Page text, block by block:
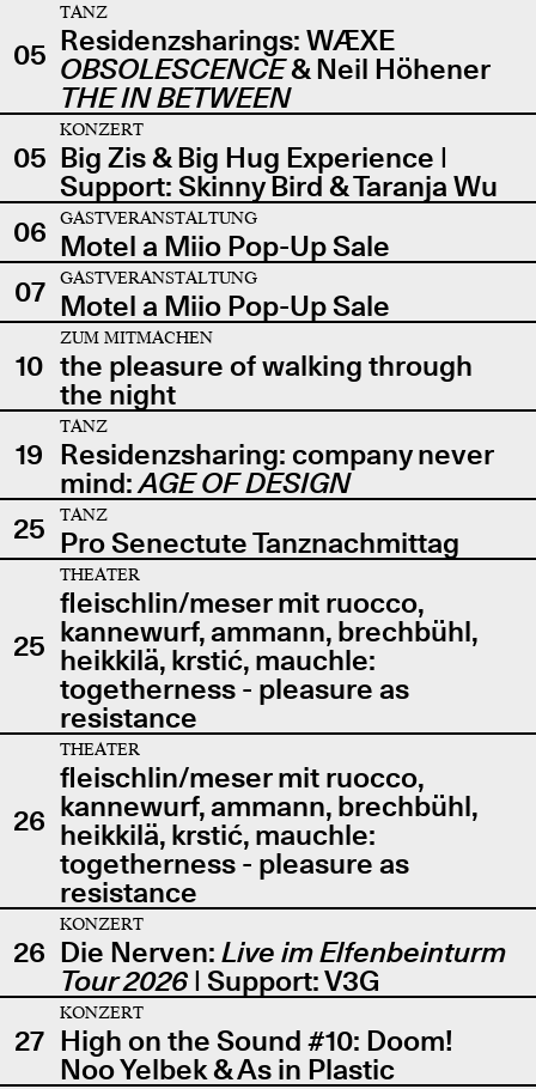
05
TANZ
Residenzsharings: WÆXE
OBSOLESCENCE& Neil Höhener
THE IN BETWEEN
05
KONZERT
Big Zis & Big Hug Experience |
Support: Skinny Bird & Taranja Wu
06
GASTVERANSTALTUNG
Motel a Miio Pop-Up Sale
07
GASTVERANSTALTUNG
Motel a Miio Pop-Up Sale
10
ZUM MITMACHEN
the pleasure of walking through
the night
19
TANZ
Residenzsharing: company never
mind:AGE OF DESIGN
25
TANZ
Pro Senectute Tanznachmittag
25
THEATER
fleischlin/meser mit ruocco,
kannewurf, ammann, brechbühl,
heikkilä, krstić, mauchle:
togetherness - pleasure as
resistance
26
THEATER
fleischlin/meser mit ruocco,
kannewurf, ammann, brechbühl,
heikkilä, krstić, mauchle:
togetherness - pleasure as
resistance
26
KONZERT
Die Nerven: Live im Elfenbeinturm
Tour 2026| Support: V3G
27
KONZERT
High on the Sound #10: Doom!
Noo Yelbek & As in Plastic